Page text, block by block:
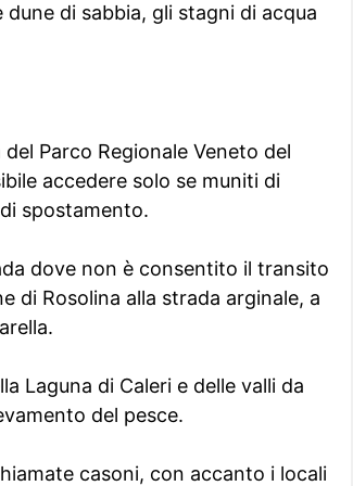
di sabbia, gli stagni di acqua
Parco Regionale Veneto del
accedere solo se muniti di
spostamento.
dove non è consentito il transito
di Rosolina alla strada arginale, a
Laguna di Caleri e delle valli da
del pesce.
casoni, con accanto i locali